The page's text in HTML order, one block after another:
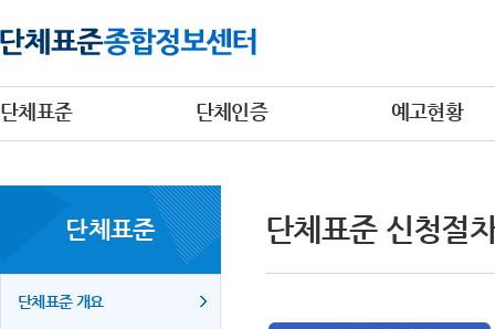
단체표준 단체인증 예고현황
단체표준
단체표준 개요
단체표준 신청절